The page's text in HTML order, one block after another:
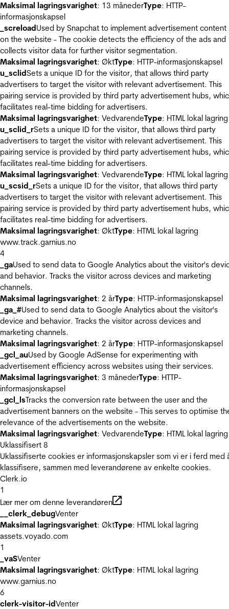
Maksimal lagringsvarighet: 13 månederType: HTTP-
informasjonskapsel
_screloadUsed by Snapchat to implement advertisement content
on the website - The cookie detects the efficiency of the ads and
collects visitor data for further visitor segmentation.
Maksimal lagringsvarighet: ØktType: HTTP-informasjonskapsel
u_sclidSets a unique ID for the visitor, that allows third party
advertisers to target the visitor with relevant advertisement. This
pairing service is provided by third party advertisement hubs,
facilitates real-time bidding for advertisers.
Maksimal lagringsvarighet: VedvarendeType: HTML lokal lagring
u_sclid_rSets a unique ID for the visitor, that allows third party
advertisers to target the visitor with relevant advertisement. This
pairing service is provided by third party advertisement hubs,
facilitates real-time bidding for advertisers.
Maksimal lagringsvarighet: VedvarendeType: HTML lokal lagring
u_scsid_rSets a unique ID for the visitor, that allows third party
advertisers to target the visitor with relevant advertisement. This
pairing service is provided by third party advertisement hubs,
facilitates real-time bidding for advertisers.
Maksimal lagringsvarighet: ØktType: HTML lokal lagring
www.track.garnius.no
4
_gaUsed to send data to Google Analytics about the visitor's
and behavior. Tracks the visitor across devices and marketing
channels.
Maksimal lagringsvarighet: 2 årType: HTTP-informasjonskapsel
_ga_#Used to send data to Google Analytics about the visitor's
device and behavior. Tracks the visitor across devices and
marketing channels.
Maksimal lagringsvarighet: 2 årType: HTTP-informasjonskapsel
_gcl_auUsed by Google AdSense for experimenting with
advertisement efficiency across websites using their services.
Maksimal lagringsvarighet: 3 månederType: HTTP-
informasjonskapsel
_gcl_lsTracks the conversion rate between the user and the
advertisement banners on the website - This serves to optimise
relevance of the advertisements on the website.
Maksimal lagringsvarighet: VedvarendeType: HTML lokal lagring
Uklassifisert 8
Uklassifiserte cookies er informasjonskapsler som vi er i ferd med
klassifisere, sammen med leverandørene av enkelte cookies.
Clerk.io
1
Lær mer om denne leverandøren
__clerk_debugVenter
Maksimal lagringsvarighet: ØktType: HTML lokal lagring
assets.voyado.com
1
_vaSVenter
Maksimal lagringsvarighet: ØktType: HTML lokal lagring
www.garnius.no
6
clerk-visitor-idVenter